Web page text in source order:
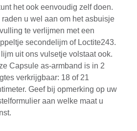
het ook eenvoudig zelf doen.
raden u wel aan om het asbuisje
te verlijmen met een
secondelijm of Loctite243.
lijm uit ons vulsetje volstaat ook.
Capsule as-armband is in 2
verkrijgbaar: 18 of 21
Geef bij opmerking op uw
aan welke maat u